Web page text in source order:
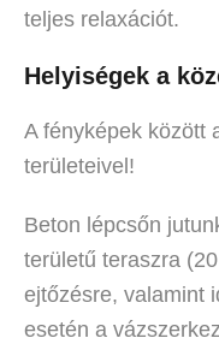
teljes relaxációt.
Helyiségek a
A fényképek között
területeivel!
Beton lépcsőn
területű teraszra
ejtőzésre, valamint
esetén a